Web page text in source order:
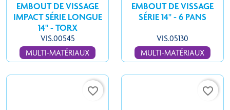
EMBOUT DE VISSAGE
IMPACT SÉRIE LONGUE
14'' - TORX
VIS.00545
MULTI-MATÉRIAUX
EMBOUT DE VISSAGE
SÉRIE 14'' - 6 PANS
VIS.05130
MULTI-MATÉRIAUX
favorite_border favorite_border